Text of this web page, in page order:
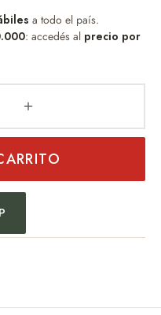
a todo el país.
: accedés al precio por